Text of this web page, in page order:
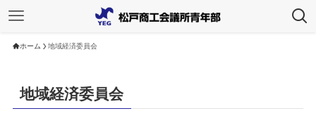
ホーム 地域経済委員会
地域経済委員会